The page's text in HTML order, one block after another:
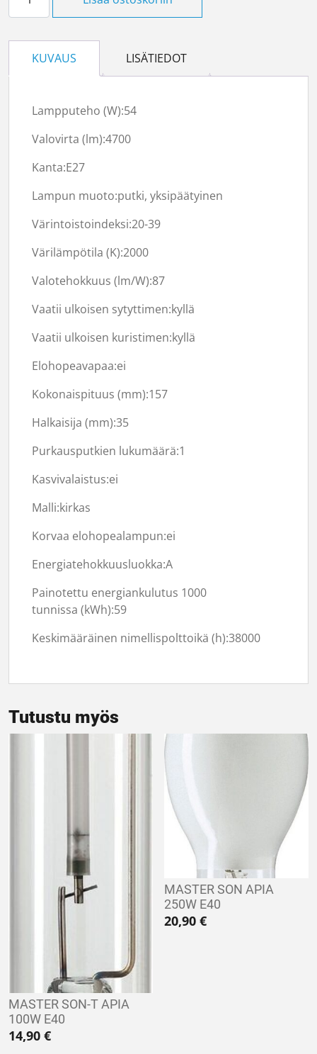
KUVAUS LISÄTIEDOT
Lampputeho (W):54
Valovirta (lm):4700
Kanta:E27
Lampun muoto:putki, yksipäätyinen
Värintoistoindeksi:20-39
Värilämpötila (K):2000
Valotehokkuus (lm/W):87
Vaatii ulkoisen sytyttimen:kyllä
Vaatii ulkoisen kuristimen:kyllä
Elohopeavapaa:ei
Kokonaispituus (mm):157
Halkaisija (mm):35
Purkausputkien lukumäärä:1
Kasvivalaistus:ei
Malli:kirkas
Korvaa elohopealampun:ei
Energiatehokkuusluokka:A
Painotettu energiankulutus 1000
tunnissa (kWh):59
Keskimääräinen nimellispolttoikä (h):38000
Tutustu myös
MASTER SON-T APIA
100W E40
14,90 €
MASTER SON APIA
250W E40
20,90€